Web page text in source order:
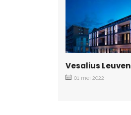
Vesalius Leuven
01 mei 2022